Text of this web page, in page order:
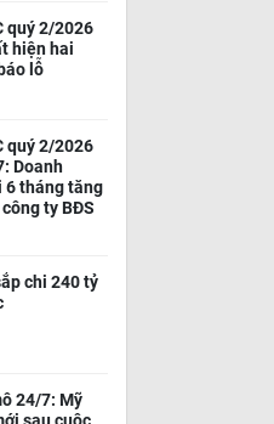
quý 2/2026
hiện hai
lỗ
quý 2/2026
Doanh
6 tháng tăng
ty BĐS
chi 240 tỷ
24/7: Mỹ